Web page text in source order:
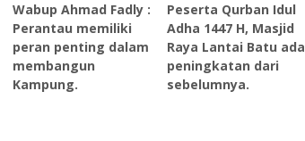
Wabup Ahmad Fadly :
Perantau memiliki
peran penting dalam
membangun
Kampung.
Peserta Qurban Idul
Adha 1447 H, Masjid
Raya Lantai Batu ada
peningkatan dari
sebelumnya.